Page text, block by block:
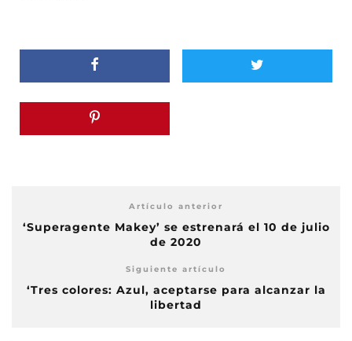
Artículo anterior
‘Superagente Makey’ se estrenará el 10 de julio
de 2020
Siguiente artículo
‘Tres colores: Azul, aceptarse para alcanzar la
libertad